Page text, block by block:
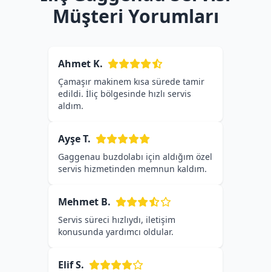
Müşteri Yorumları
Ahmet K.
Çamaşır makinem kısa sürede tamir
edildi. İliç bölgesinde hızlı servis
aldım.
Ayşe T.
Gaggenau buzdolabı için aldığım özel
servis hizmetinden memnun kaldım.
Mehmet B.
Servis süreci hızlıydı, iletişim
konusunda yardımcı oldular.
Elif S.